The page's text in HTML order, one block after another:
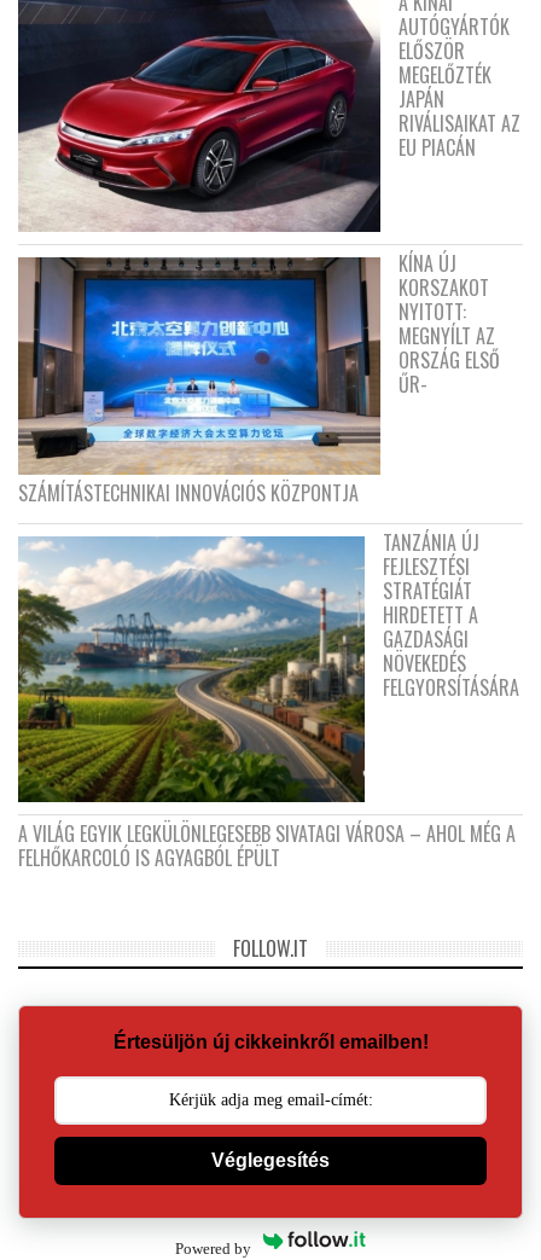
AUTÓGYÁRTÓK
ELŐSZÖR
MEGELŐZTÉK
JAPÁN
RIVÁLISAIKAT AZ
EU PIACÁN
KÍNA ÚJ
KORSZAKOT
NYITOTT:
MEGNYÍLT AZ
ORSZÁG ELSŐ
ŰR-
SZÁMÍTÁSTECHNIKAI INNOVÁCIÓS KÖZPONTJA
TANZÁNIA ÚJ
FEJLESZTÉSI
STRATÉGIÁT
HIRDETETT A
GAZDASÁGI
NÖVEKEDÉS
FELGYORSÍTÁSÁRA
A VILÁG EGYIK LEGKÜLÖNLEGESEBB SIVATAGI VÁROSA – AHOL MÉG A
FELHŐKARCOLÓ IS AGYAGBÓL ÉPÜLT
FOLLOW.IT
Értesüljön új cikkeinkről emailben!
Véglegesítés
Powered by